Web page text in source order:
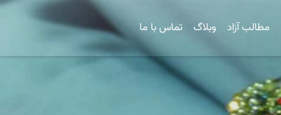
مطالب آزاد وبلاگ تماس با ما